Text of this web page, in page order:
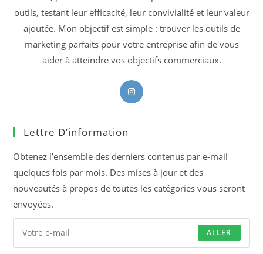
outils, testant leur efficacité, leur convivialité et leur valeur
ajoutée. Mon objectif est simple : trouver les outils de
marketing parfaits pour votre entreprise afin de vous
aider à atteindre vos objectifs commerciaux.
S’ouvre
Lettre D’information
Obtenez l’ensemble des derniers contenus par e-mail
quelques fois par mois. Des mises à jour et des
nouveautés à propos de toutes les catégories vous seront
envoyées.
ALLER